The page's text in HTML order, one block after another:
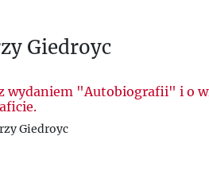
Giedroyc
wydaniem "Autobiografii" i o
Giedroyc